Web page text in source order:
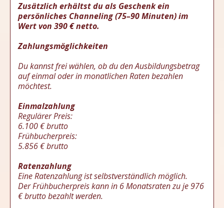
Zusätzlich erhältst du als Geschenk ein
persönliches Channeling (75–90 Minuten) im
Wert von 390 € netto.
Zahlungsmöglichkeiten
Du kannst frei wählen, ob du den Ausbildungsbetrag
auf einmal oder in monatlichen Raten bezahlen
möchtest.
Einmalzahlung
Regulärer Preis:
6.100 € brutto
Frühbucherpreis:
5.856 € brutto
Ratenzahlung
Eine Ratenzahlung ist selbstverständlich möglich.
Der Frühbucherpreis kann in 6 Monatsraten zu je 976
€ brutto bezahlt werden.